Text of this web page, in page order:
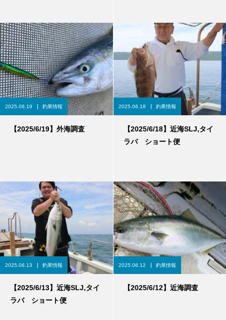
2025.06.19 釣果情報
【2025/6/19】外海調査
2025.06.18 釣果情報
【2025/6/18】近海SLJ,タイ
ラバ ショート便
2025.06.13 釣果情報
【2025/6/13】近海SLJ,タイ
ラバ ショート便
2025.06.12 釣果情報
【2025/6/12】近海調査